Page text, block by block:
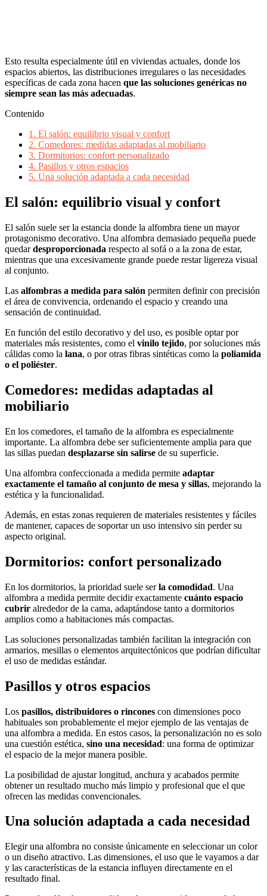
Esto resulta especialmente útil en viviendas actuales, donde los
espacios abiertos, las distribuciones irregulares o las necesidades
específicas de cada zona hacen que las soluciones genéricas no
siempre sean las más adecuadas.
Contenido
1. El salón: equilibrio visual y confort
2. Comedores: medidas adaptadas al mobiliario
3. Dormitorios: confort personalizado
4. Pasillos y otros espacios
5. Una solución adaptada a cada necesidad
El salón: equilibrio visual y confort
El salón suele ser la estancia donde la alfombra tiene un mayor
protagonismo decorativo. Una alfombra demasiado pequeña puede
quedardesproporcionada respecto al sofá o a la zona de estar,
mientras que una excesivamente grande puede restar ligereza visual
al conjunto.
Las alfombras a medida para salón permiten definir con precisión
el área de convivencia, ordenando el espacio y creando una
sensación de continuidad.
En función del estilo decorativo y del uso, es posible optar por
materiales más resistentes, como el vinilo tejido, por soluciones más
cálidas como la lana, o por otras fibras sintéticas como la poliamida
o el poliéster.
Comedores: medidas adaptadas al
mobiliario
En los comedores, el tamaño de la alfombra es especialmente
importante. La alfombra debe ser suficientemente amplia para que
las sillas puedan desplazarse sin salirse de su superficie.
Una alfombra confeccionada a medida permite adaptar
exactamente el tamaño al conjunto de mesa y sillas, mejorando la
estética y la funcionalidad.
Además, en estas zonas requieren de materiales resistentes y fáciles
de mantener, capaces de soportar un uso intensivo sin perder su
aspecto original.
Dormitorios: confort personalizado
En los dormitorios, la prioridad suele serla comodidad. Una
alfombra a medida permite decidir exactamente cuánto espacio
cubrir alrededor de la cama, adaptándose tanto a dormitorios
amplios como a habitaciones más compactas.
Las soluciones personalizadas también facilitan la integración con
armarios, mesillas o elementos arquitectónicos que podrían dificultar
el uso de medidas estándar.
Pasillos y otros espacios
Los pasillos, distribuidores o rincones con dimensiones poco
habituales son probablemente el mejor ejemplo de las ventajas de
una alfombra a medida. En estos casos, la personalización no es solo
una cuestión estética, sino una necesidad: una forma de optimizar
el espacio de la mejor manera posible.
La posibilidad de ajustar longitud, anchura y acabados permite
obtener un resultado mucho más limpio y profesional que el que
ofrecen las medidas convencionales.
Una solución adaptada a cada necesidad
Elegir una alfombra no consiste únicamente en seleccionar un color
o un diseño atractivo. Las dimensiones, el uso que le vayamos a dar
y las características de la estancia influyen directamente en el
resultado final.